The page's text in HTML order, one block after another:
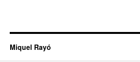
Miquel Rayó